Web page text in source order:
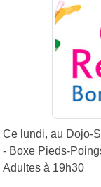
Ce lundi, au Dojo-
- Boxe Pieds-
Adultes à 19h30